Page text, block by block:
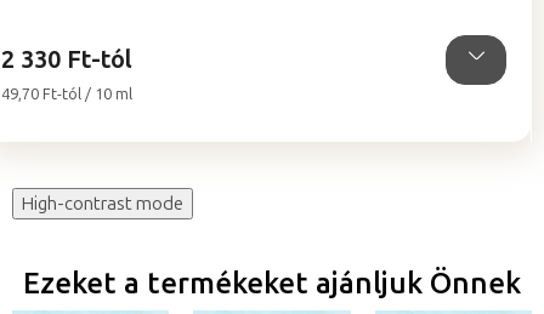
2 330 Ft-tól
Egységár:
49,70 Ft-tól / 10 ml
High-contrast mode
Ezeket a termékeket ajánljuk Önnek